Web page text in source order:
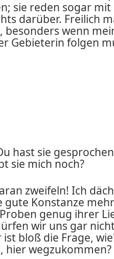
sie reden sogar mit
darüber. Freilich
besonders wenn
Gebieterin folgen
hast sie
sie mich noch?
zweifeln! Ich
gute Konstanze
genug ihrer
wir uns gar
bloß die Frage,
hier wegzukommen?